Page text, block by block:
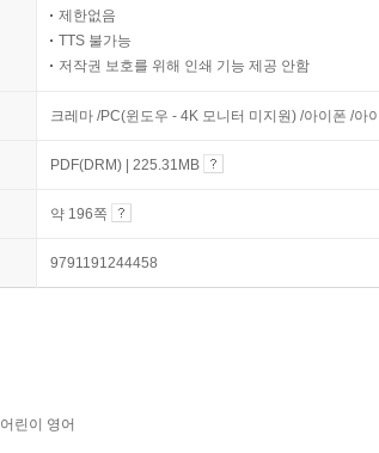
제한없음
TTS 불가능
저작권 보호를 위해 인쇄 기능 제공 안함
크레마 /PC(윈도우 - 4K 모니터 미지원) /아이폰 /
PDF(DRM) | 225.31MB
약 196쪽
9791191244458
어린이 영어